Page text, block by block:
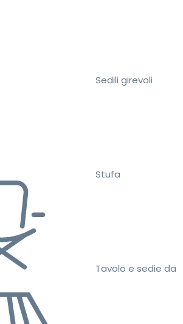
Sedili girevoli
Stufa
Tavolo e sedie da